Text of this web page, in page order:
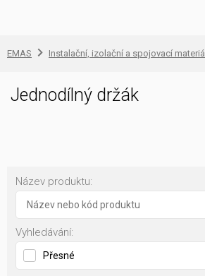
EMAS Instalační, izolační a spojovací materiál
Jednodílný držák
Název produktu:
Vyhledávání:
Přesné